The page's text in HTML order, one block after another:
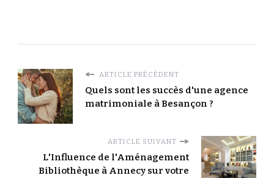
ARTICLE PRÉCÉDENT
Quels sont les succès d'une agence
matrimoniale à Besançon ?
ARTICLE SUIVANT
L'Influence de l'Aménagement
Bibliothèque à Annecy sur votre